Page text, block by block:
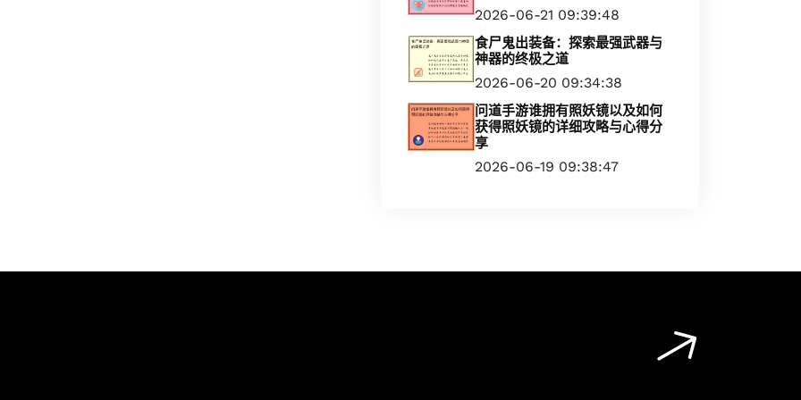
2026-06-21 09:39:48
食尸鬼出装备：探索最强武器与
神器的终极之道
2026-06-20 09:34:38
问道手游谁拥有照妖镜以及如何
获得照妖镜的详细攻略与心得分
享
2026-06-19 09:38:47